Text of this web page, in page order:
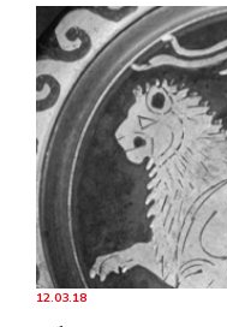
12.03.18